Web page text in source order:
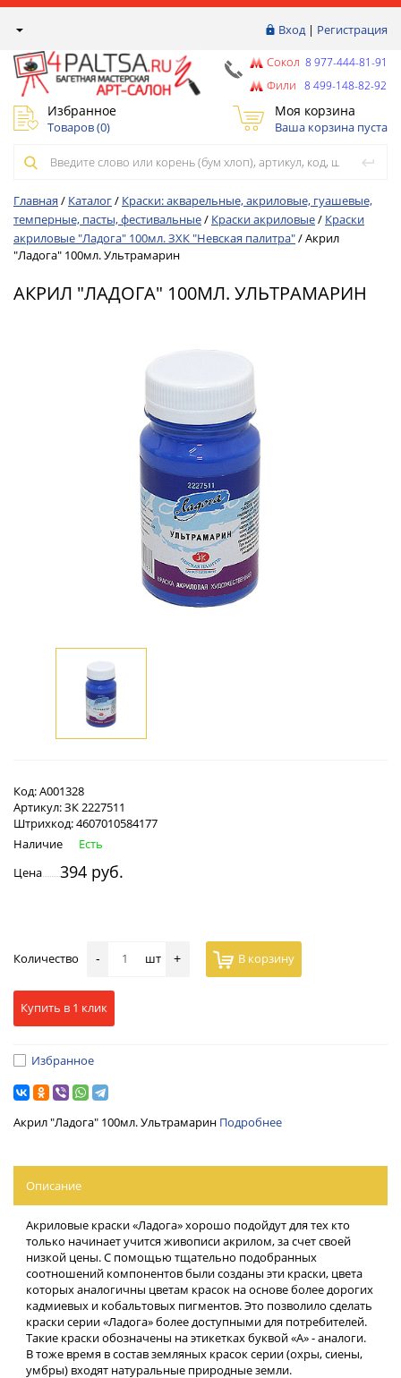
Вход| Регистрация
Сокол 8 977-444-81-91
Фили 8 499-148-82-92
Избранное
Товаров (0)
Моя корзина
Ваша корзина пуста
Главная / Каталог/ Краски: акварельные, акриловые, гуашевые,
темперные, пасты, фестивальные/ Краски акриловые/ Краски
акриловые "Ладога" 100мл. ЗХК "Невская палитра"/Акрил
"Ладога" 100мл. Ультрамарин
АКРИЛ "ЛАДОГА" 100МЛ. УЛЬТРАМАРИН
Код:А001328
Артикул:ЗК 2227511
Штрихкод:4607010584177
Наличие
Есть
Цена
394 руб.
Количество - шт + В корзину
Купить в 1 клик
Избранное
Акрил "Ладога" 100мл. Ультрамарин Подробнее
Описание
Акриловые краски «Ладога» хорошо подойдут для тех кто
только начинает учится живописи акрилом, за счет своей
низкой цены. С помощью тщательно подобранных
соотношений компонентов были созданы эти краски, цвета
которых аналогичны цветам красок на основе более дорогих
кадмиевых и кобальтовых пигментов. Это позволило сделать
краски серии «Ладога» более доступными для потребителей.
Такие краски обозначены на этикетках буквой «А» - аналоги.
В тоже время в состав земляных красок серии (охры, сиены,
умбры) входят натуральные природные земли.